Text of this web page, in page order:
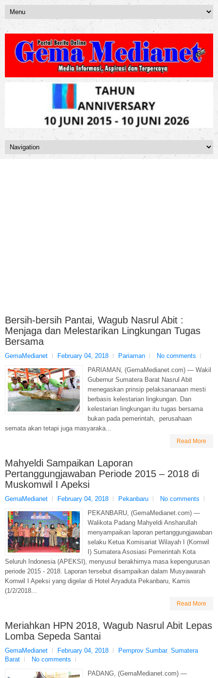
Bersih-bersih Pantai, Wagub Nasrul Abit :
Menjaga dan Melestarikan Lingkungan Tugas
Bersama
GemaMedianet February 04, 2018 Pariaman
No comments
PARIAMAN, (GemaMedianet.com) — Wakil
Gubernur Sumatera Barat Nasrul Abit
menegaskan prinsip pelaksananaan mesti
berbasis kelestarian lingkungan. Dan
kelestarian lingkungan itu tugas bersama
bukan pada pemerintah, perusahaan
semata akan tetapi juga masyaraka...
Read More
Mahyeldi Sampaikan Laporan
Pertanggungjawaban Periode 2015 – 2018 di
Muskomwil I Apeksi
GemaMedianet February 04, 2018 Pekanbaru
No comments
PEKANBARU, (GemaMedianet.com) —
Walikota Padang Mahyeldi Ansharullah
menyampaikan laporan pertanggungjawaban
selaku Ketua Komisariat Wilayah I (Komwil
I) Sumatera Asosiasi Pemerintah Kota
Seluruh Indonesia (APEKSI), menyusul berakhirnya masa kepengurusan
periode 2015 - 2018. Laporan tersebut disampaikan dalam Musyawarah
Komwil I Apeksi yang digelar di Hotel Aryaduta Pekanbaru, Kamis
(1/2/2018...
Read More
Meriahkan HPN 2018, Wagub Nasrul Abit Lepas
Lomba Sepeda Santai
GemaMedianet February 04, 2018 Pemprov Sumbar, Sumatera
Barat
No comments
PADANG, (GemaMedianet.com) —